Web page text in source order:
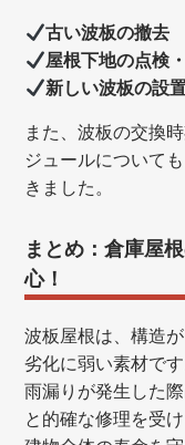
古い波板の撤去
屋根下地の点検
新しい波板の設
また、波板の交換
ジュールについて
きました。
まとめ：倉庫屋
心！
波板屋根は、構造
劣化に弱い素材です
雨漏りが発生した
と的確な修理を受け